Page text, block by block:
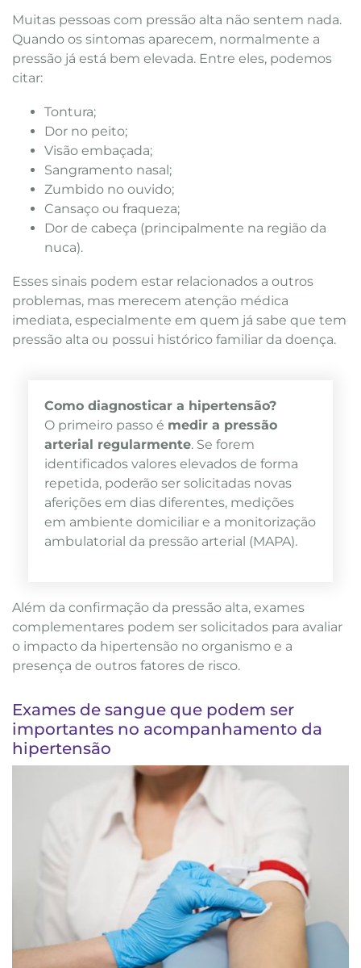
Muitas pessoas com pressão alta não sentem nada.
Quando os sintomas aparecem, normalmente a
pressão já está bem elevada. Entre eles, podemos
citar:
Tontura;
Dor no peito;
Visão embaçada;
Sangramento nasal;
Zumbido no ouvido;
Cansaço ou fraqueza;
Dor de cabeça (principalmente na região da
nuca).
Esses sinais podem estar relacionados a outros
problemas, mas merecem atenção médica
imediata, especialmente em quem já sabe que tem
pressão alta ou possui histórico familiar da doença.
Como diagnosticar a hipertensão?
O primeiro passo é medir a pressão
arterial regularmente. Se forem
identificados valores elevados de forma
repetida, poderão ser solicitadas novas
aferições em dias diferentes, medições
em ambiente domiciliar e a monitorização
ambulatorial da pressão arterial (MAPA).
Além da confirmação da pressão alta, exames
complementares podem ser solicitados para avaliar
o impacto da hipertensão no organismo e a
presença de outros fatores de risco.
Exames de sangue que podem ser
importantes no acompanhamento da
hipertensão